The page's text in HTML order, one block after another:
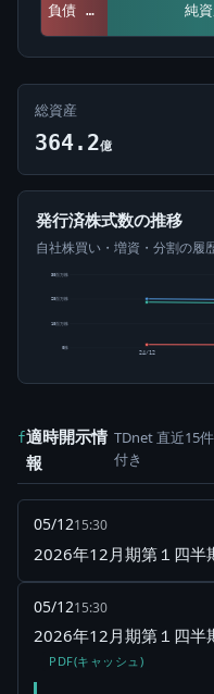
負債 59.5億 (16.3%) 純
総資産
364.2億
発行済株式数の推移
自社株買い・増資・分割の履
0株
10百万株
20百万株
30百万株
24/12
f適時開示情
報
TDnet 直近15
付き
05/1215:30
2026年12月期第１四半
05/1215:30
2026年12月期第１四半
PDF(キャッシュ)